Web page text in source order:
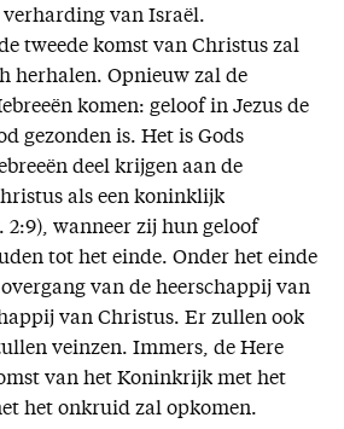
verharding van Israël.
tweede komst van Christus zal
herhalen. Opnieuw zal de
komen: geloof in Jezus de
gezonden is. Het is Gods
deel krijgen aan de
als een koninklijk
2:9), wanneer zij hun geloof
tot het einde. Onder het einde
van de heerschappij van
van Christus. Er zullen ook
veinzen. Immers, de Here
van het Koninkrijk met het
het onkruid zal opkomen.